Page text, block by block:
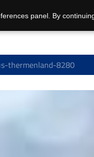
thermenland-8280
panel. By